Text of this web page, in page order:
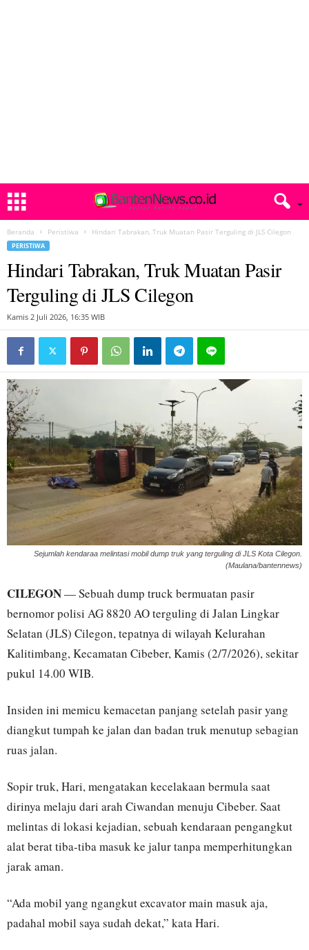
Beranda Peristiwa Hindari Tabrakan, Truk Muatan Pasir Terguling di JLS Cilegon
PERISTIWA
Hindari Tabrakan, Truk Muatan Pasir
Terguling di JLS Cilegon
Kamis 2 Juli 2026, 16:35 WIB
Sejumlah kendaraa melintasi mobil dump truk yang terguling di JLS Kota Cilegon.
(Maulana/bantennews)
CILEGON— Sebuah dump truck bermuatan pasir
bernomor polisi AG 8820 AO terguling di Jalan Lingkar
Selatan (JLS) Cilegon, tepatnya di wilayah Kelurahan
Kalitimbang, Kecamatan Cibeber, Kamis (2/7/2026), sekitar
pukul 14.00 WIB.
Insiden ini memicu kemacetan panjang setelah pasir yang
diangkut tumpah ke jalan dan badan truk menutup sebagian
ruas jalan.
Sopir truk, Hari, mengatakan kecelakaan bermula saat
dirinya melaju dari arah Ciwandan menuju Cibeber. Saat
melintas di lokasi kejadian, sebuah kendaraan pengangkut
alat berat tiba-tiba masuk ke jalur tanpa memperhitungkan
jarak aman.
“Ada mobil yang ngangkut excavator main masuk aja,
padahal mobil saya sudah dekat,” kata Hari.